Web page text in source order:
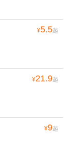
¥5.5起
¥21.9起
¥9起